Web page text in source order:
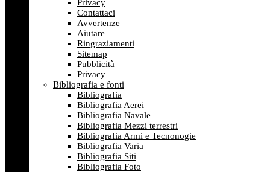
Privacy
Contattaci
Avvertenze
Aiutare
Ringraziamenti
Sitemap
Pubblicità
Privacy
Bibliografia e fonti
Bibliografia
Bibliografia Aerei
Bibliografia Navale
Bibliografia Mezzi terrestri
Bibliografia Armi e Tecnonogie
Bibliografia Varia
Bibliografia Siti
Bibliografia Foto